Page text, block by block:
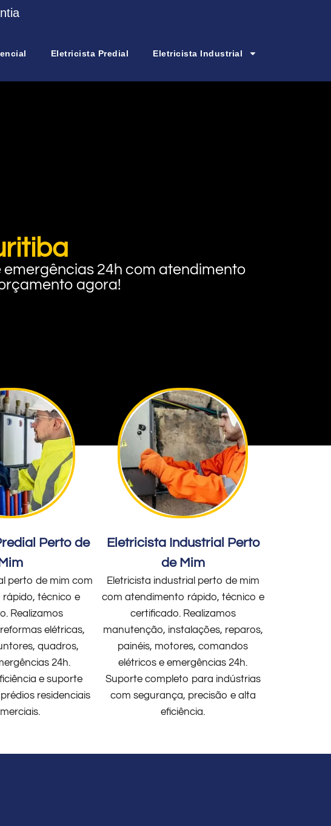
Eletricista Predial Eletricista Industrial
24h com atendimento
agora!
Perto de
Mim
perto de mim com
técnico e
Realizamos
elétricas,
quadros,
24h.
e suporte
residenciais
Eletricista Industrial Perto
de Mim
Eletricista industrial perto de mim
com atendimento rápido, técnico e
certificado. Realizamos
manutenção, instalações, reparos,
painéis, motores, comandos
elétricos e emergências 24h.
Suporte completo para indústrias
com segurança, precisão e alta
eficiência.